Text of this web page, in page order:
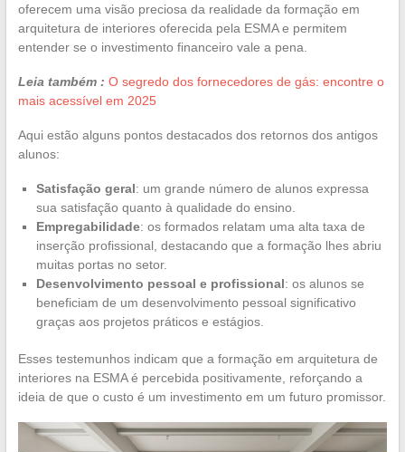
oferecem uma visão preciosa da realidade da formação em
arquitetura de interiores oferecida pela ESMA e permitem
entender se o investimento financeiro vale a pena.
Leia também : O segredo dos fornecedores de gás: encontre o
mais acessível em 2025
Aqui estão alguns pontos destacados dos retornos dos antigos
alunos:
Satisfação geral: um grande número de alunos expressa
sua satisfação quanto à qualidade do ensino.
Empregabilidade: os formados relatam uma alta taxa de
inserção profissional, destacando que a formação lhes abriu
muitas portas no setor.
Desenvolvimento pessoal e profissional: os alunos se
beneficiam de um desenvolvimento pessoal significativo
graças aos projetos práticos e estágios.
Esses testemunhos indicam que a formação em arquitetura de
interiores na ESMA é percebida positivamente, reforçando a
ideia de que o custo é um investimento em um futuro promissor.